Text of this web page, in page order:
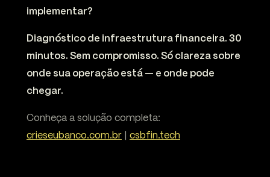
implementar?
Diagnóstico de infraestrutura financeira. 30
minutos. Sem compromisso. Só clareza sobre
onde sua operação está — e onde pode
chegar.
Conheça a solução completa:
crieseubanco.com.br
csbfin.tech